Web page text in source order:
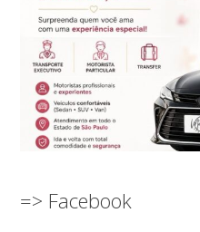
=> Facebook